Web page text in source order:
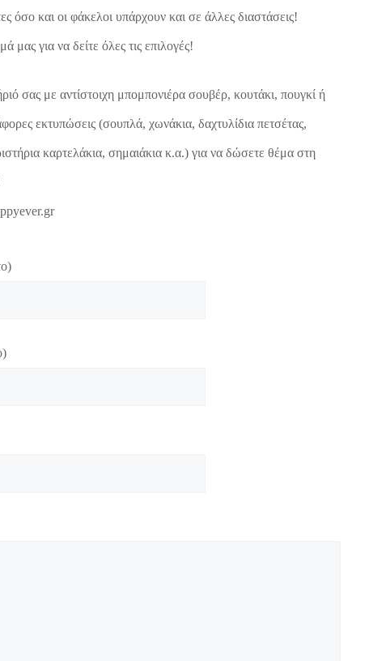
όσο και οι φάκελοι υπάρχουν και σε άλλες διαστάσεις!
μας για να δείτε όλες τις επιλογές!
σας με αντίστοιχη μπομπονιέρα σουβέρ, κουτάκι, πουγκί ή
εκτυπώσεις (σουπλά, χωνάκια, δαχτυλίδια πετσέτας,
καρτελάκια, σημαιάκια κ.α.) για να δώσετε θέμα στη